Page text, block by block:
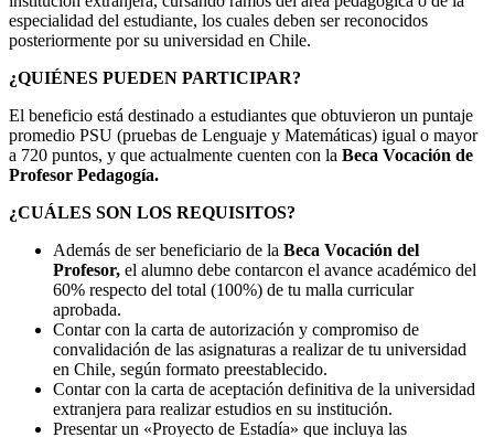
especialidad del estudiante, los cuales deben ser reconocidos
posteriormente por su universidad en Chile.
¿QUIÉNES PUEDEN PARTICIPAR?
El beneficio está destinado a estudiantes que obtuvieron un puntaje
promedio PSU (pruebas de Lenguaje y Matemáticas) igual o mayor
a 720 puntos, y que actualmente cuenten con la Beca Vocación de
Profesor Pedagogía.
¿CUÁLES SON LOS REQUISITOS?
Además de ser beneficiario de la Beca Vocación del
Profesor, el alumno debe contarcon el avance académico del
60% respecto del total (100%) de tu malla curricular
aprobada.
Contar con la carta de autorización y compromiso de
convalidación de las asignaturas a realizar de tu universidad
en Chile, según formato preestablecido.
Contar con la carta de aceptación definitiva de la universidad
extranjera para realizar estudios en su institución.
Presentar un «Proyecto de Estadía» que incluya las